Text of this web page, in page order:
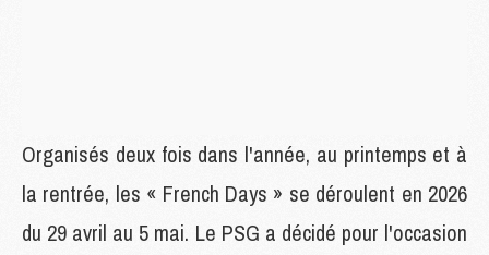
Organisés deux fois dans l'année, au printemps et à
la rentrée, les « French Days » se déroulent en 2026
du 29 avril au 5 mai. Le PSG a décidé pour l'occasion